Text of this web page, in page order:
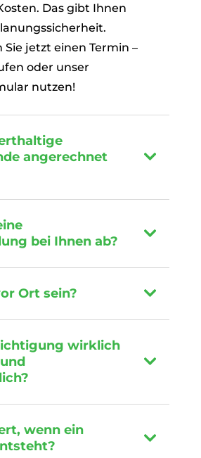
Das gibt Ihnen
Sie jetzt einen Termin –
oder unser
nutzen!
angerechnet
bei Ihnen ab?
Ort sein?
wirklich
wenn ein